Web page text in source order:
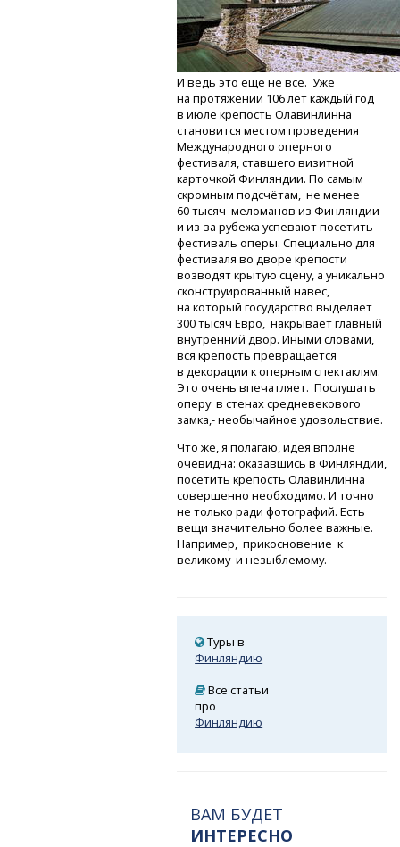
И ведь это ещё не всё. Уже
на протяжении 106 лет каждый год
в июле крепость Олавинлинна
становится местом проведения
Международного оперного
фестиваля, ставшего визитной
карточкой Финляндии. По самым
скромным подсчётам, не менее
60 тысяч меломанов из Финляндии
и из-за рубежа успевают посетить
фестиваль оперы. Специально для
фестиваля во дворе крепости
возводят крытую сцену, а уникально
сконструированный навес,
на который государство выделяет
300 тысяч Евро, накрывает главный
внутренний двор. Иными словами,
вся крепость превращается
в декорации к оперным спектаклям.
Это очень впечатляет. Послушать
оперу в стенах средневекового
замка,- необычайное удовольствие.
Что же, я полагаю, идея вполне
очевидна: оказавшись в Финляндии,
посетить крепость Олавинлинна
совершенно необходимо. И точно
не только ради фотографий. Есть
вещи значительно более важные.
Например, прикосновение к
великому и незыблемому.
Туры в
Финляндию
Все статьи
про
Финляндию
ВАМ БУДЕТ
ИНТЕРЕСНО